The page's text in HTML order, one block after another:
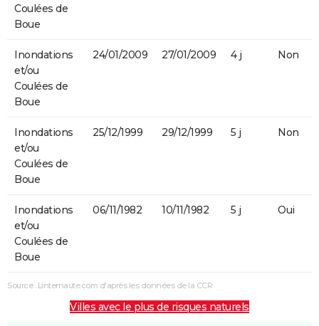
Coulées de
Boue
Inondations
et/ou
Coulées de
Boue
24/01/2009 27/01/2009 4 j Non
Inondations
et/ou
Coulées de
Boue
25/12/1999 29/12/1999 5 j Non
Inondations
et/ou
Coulées de
Boue
06/11/1982 10/11/1982 5 j Oui
Source : Linternaute.com d'après les données de la CCR
Villes avec le plus de risques naturels